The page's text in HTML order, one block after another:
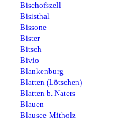
Bischofszell
Bisisthal
Bissone
Bister
Bitsch
Bivio
Blankenburg
Blatten (Lötschen)
Blatten b. Naters
Blauen
Blausee-Mitholz